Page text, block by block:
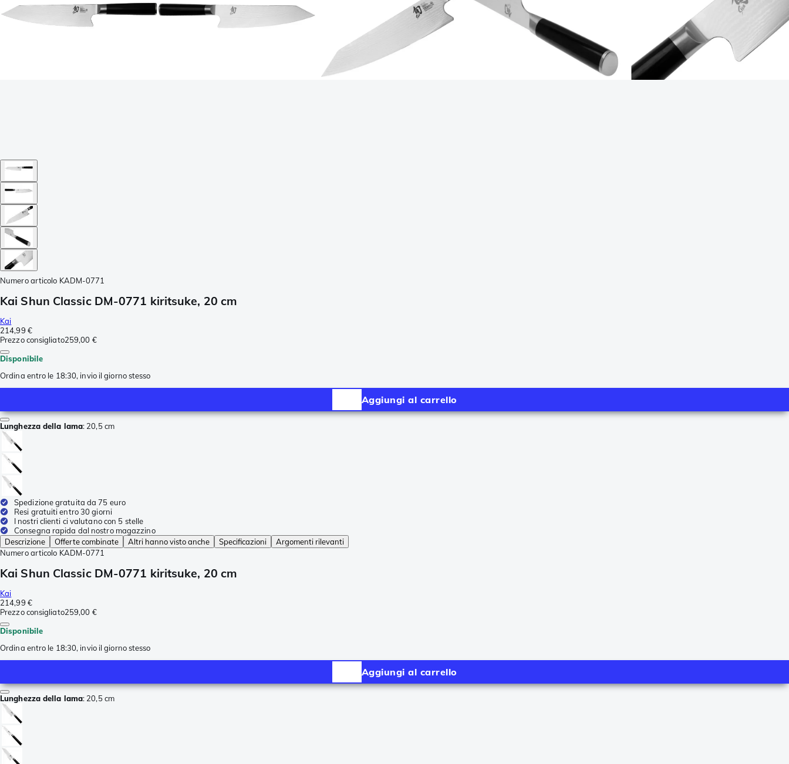
Numero articolo KADM-0771
Kai Shun Classic DM-0771 kiritsuke, 20 cm
Kai
214,99 €
Prezzo consigliato259,00 €
Disponibile
Ordina entro le 18:30, invio il giorno stesso
Aggiungi al carrello
Lunghezza della lama: 20,5 cm
Spedizione gratuita da 75 euro
Resi gratuiti entro 30 giorni
I nostri clienti ci valutano con 5 stelle
Consegna rapida dal nostro magazzino
Descrizione
Offerte combinate Altri hanno visto anche Specificazioni
Argomenti rilevanti
Numero articolo KADM-0771
Kai Shun Classic DM-0771 kiritsuke, 20 cm
Kai
214,99 €
Prezzo consigliato259,00 €
Disponibile
Ordina entro le 18:30, invio il giorno stesso
Aggiungi al carrello
Lunghezza della lama: 20,5 cm